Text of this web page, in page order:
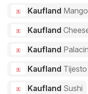
Kaufland Mango
Kaufland
Kaufland
Kaufland
Kaufland Sushi